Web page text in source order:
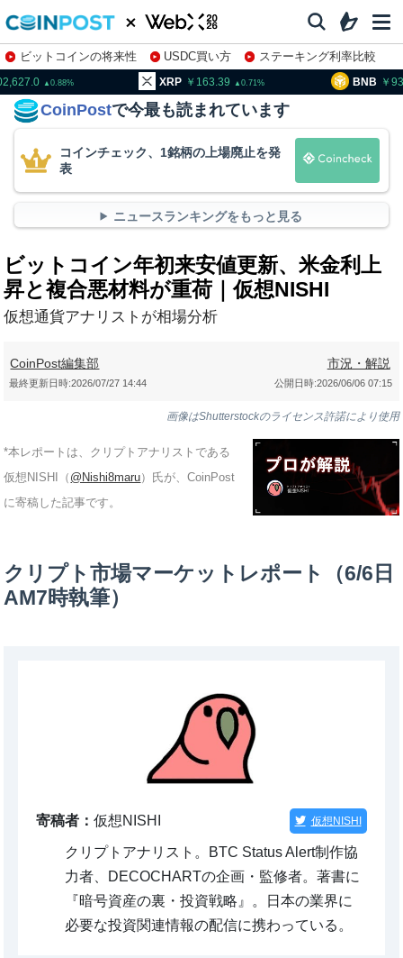
ビットコインの将来性 USDC買い方
ステーキング利率比較
株特集・関連銘柄
0.88 XRP 163.39 0.71 BNB
CoinPostで今最も読まれています
コインチェック、1銘柄の上場廃止を発
表
ニュースランキングをもっと見る
ビットコイン年初来安値更新、米金利上
昇と複合悪材料が重荷｜仮想NISHI
仮想通貨アナリストが相場分析
CoinPost編集部 市況・解説
公開日時:2026/06/06 07:15
最終更新日時:2026/07/27 14:44
画像はShutterstockのライセンス許諾により使用
*本レポートは、クリプトアナリストである
仮想NISHI（ @Nishi8maru）氏が、CoinPost
に寄稿した記事です。
クリプト市場マーケットレポート（6/6日
AM7時執筆）
寄稿者：仮想NISHI 仮想NISHI
クリプトアナリスト。BTC Status Alert制作協
力者、DECOCHARTの企画・監修者。著書に
『暗号資産の裏・投資戦略』。日本の業界に
必要な投資関連情報の配信に携わっている。